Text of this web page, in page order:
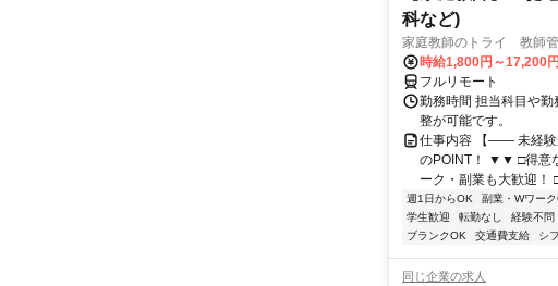
科など)
家庭教師のトライ 教師
時給1,800円～17,200円
フルリモート
勤務時間 担当科目や
整が可能です。
仕事内容 【―― 未経
のPOINT！ ▼▼ □得意
ーク・副業も大歓迎！
週1日からOK 副業・Wワー
学生歓迎
転勤なし 経験不問
ブランクOK
交通費支給 シ
同じ企業の求人